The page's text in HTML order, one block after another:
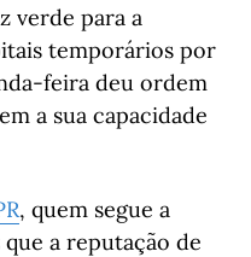
verde para a
temporários por
feira deu ordem
a sua capacidade
, quem segue a
a reputação de